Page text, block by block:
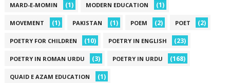
MARD-E-MOMIN (1) MODERN EDUCATION (1)
MOVEMENT (1) PAKISTAN (1) POEM (2) POET (2)
POETRY FOR CHILDREN (10) POETRY IN ENGLISH (23)
POETRY IN ROMAN URDU (3) POETRY IN URDU (168)
QUAID E AZAM EDUCATION (1)